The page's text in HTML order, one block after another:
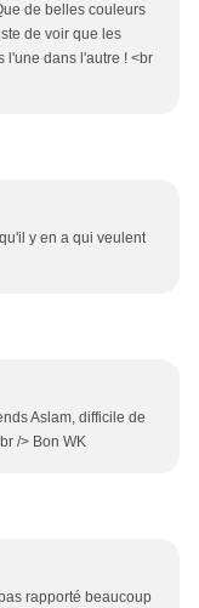
de belles couleurs
de voir que les
l'une dans l'autre ! <br
y en a qui veulent
Aslam, difficile de
/> Bon WK
rapporté beaucoup